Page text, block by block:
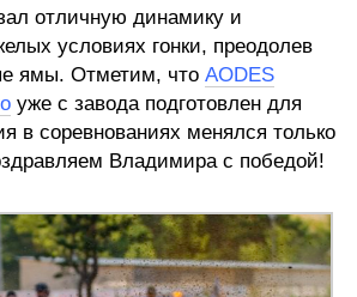
отличную динамику и
условиях гонки, преодолев
ямы. Отметим, что AODES
уже с завода подготовлен для
в соревнованиях менялся только
Владимира с победой!